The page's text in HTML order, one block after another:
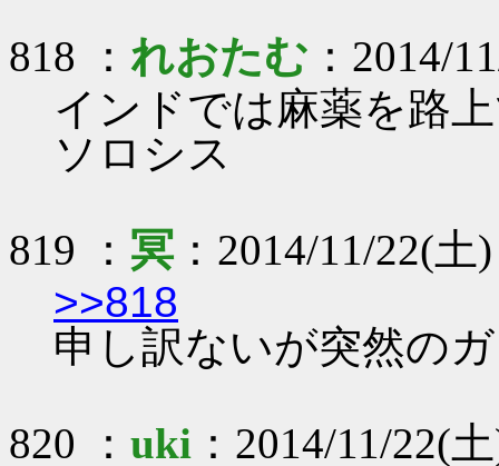
818 ： れおたむ ：2014/
インドでは麻薬を路
ソロシス
819 ： 冥 ：2014/11/22(
>>818
申し訳ないが突然の
820 ： uki ：2014/11/22(